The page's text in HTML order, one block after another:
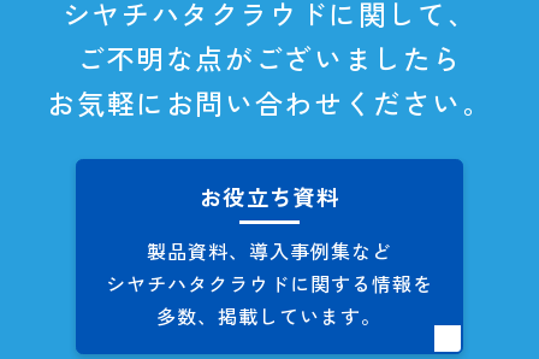
シヤチハタクラウドに関して、
ご不明な点がございましたら
お気軽にお問い合わせください。
お役立ち資料
製品資料、導入事例集など
シヤチハタクラウドに関する情報を
多数、掲載しています。